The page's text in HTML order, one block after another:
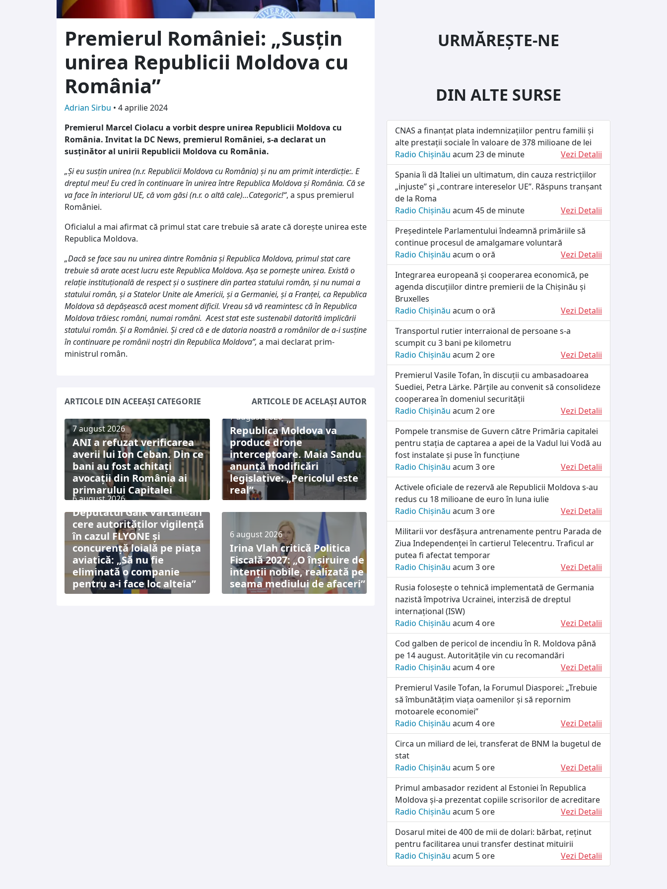
Premierul României: „Susțin
unirea Republicii Moldova cu
România”
Adrian Sirbu • 4 aprilie 2024
Premierul Marcel Ciolacu a vorbit despre unirea Republicii Moldova cu
România. Invitat la DC News, premierul României, s-a declarat un
susținător al unirii Republicii Moldova cu România.
„Și eu susțin unirea (n.r. Republicii Moldova cu România) și nu am primit interdicție:. E
dreptul meu! Eu cred în continuare în unirea între Republica Moldova și România. Că se
va face în interiorul UE, că vom găsi (n.r. o altă cale)…Categoric!“, a spus premierul
României.
Oficialul a mai afirmat că primul stat care trebuie să arate că doreşte unirea este
Republica Moldova.
„Dacă se face sau nu unirea dintre România şi Republica Moldova, primul stat care
trebuie să arate acest lucru este Republica Moldova. Aşa se porneşte unirea. Există o
relaţie instituţională de respect şi o susţinere din partea statului român, şi nu numai a
statului român, şi a Statelor Unite ale Americii, şi a Germaniei, şi a Franţei, ca Republica
Moldova să depăşească acest moment dificil. Vreau să vă reamintesc că în Republica
Moldova trăiesc români, numai români. Acest stat este sustenabil datorită implicării
statului român. Şi a României. Şi cred că e de datoria noastră a românilor de a-i susţine
în continuare pe românii noştri din Republica Moldova”, a mai declarat prim-
ministrul român.
ARTICOLE DIN ACEEAȘI CATEGORIE ARTICOLE DE ACELAȘI AUTOR
7 august 2026
ANI a refuzat verificarea
averii lui Ion Ceban. Din ce
bani au fost achitați
avocații din România ai
primarului Capitalei
7 august 2026
Republica Moldova va
produce drone
interceptoare. Maia Sandu
anunță modificări
legislative: „Pericolul este
real”
6 august 2026
Deputatul Gaik Vartanean
cere autorităților vigilență
în cazul FLYONE și
concurență loială pe piața
aviatică: „Să nu fie
eliminată o companie
pentru a-i face loc alteia”
6 august 2026
Irina Vlah critică Politica
Fiscală 2027: „O înșiruire de
intenții nobile, realizată pe
seama mediului de afaceri”
URMĂREȘTE-NE
DIN ALTE SURSE
CNAS a finanțat plata indemnizațiilor pentru familii și
alte prestații sociale în valoare de 378 milioane de lei
Radio Chișinău acum 23 de minute
Vezi Detalii
Spania îi dă Italiei un ultimatum, din cauza restricțiilor
„injuste” și „contrare intereselor UE”. Răspuns tranșant
de la Roma
Radio Chișinău acum 45 de minute
Vezi Detalii
Președintele Parlamentului îndeamnă primăriile să
continue procesul de amalgamare voluntară
Radio Chișinău acum o oră
Vezi Detalii
Integrarea europeană și cooperarea economică, pe
agenda discuțiilor dintre premierii de la Chișinău și
Bruxelles
Radio Chișinău acum o oră
Vezi Detalii
Transportul rutier interraional de persoane s-a
scumpit cu 3 bani pe kilometru
Radio Chișinău acum 2 ore
Vezi Detalii
Premierul Vasile Tofan, în discuții cu ambasadoarea
Suediei, Petra Lärke. Părțile au convenit să consolideze
cooperarea în domeniul securității
Radio Chișinău acum 2 ore
Vezi Detalii
Pompele transmise de Guvern către Primăria capitalei
pentru stația de captarea a apei de la Vadul lui Vodă au
fost instalate și puse în funcțiune
Radio Chișinău acum 3 ore
Vezi Detalii
Activele oficiale de rezervă ale Republicii Moldova s-au
redus cu 18 milioane de euro în luna iulie
Radio Chișinău acum 3 ore
Vezi Detalii
Militarii vor desfășura antrenamente pentru Parada de
Ziua Independenței în cartierul Telecentru. Traficul ar
putea fi afectat temporar
Radio Chișinău acum 3 ore
Vezi Detalii
Rusia folosește o tehnică implementată de Germania
nazistă împotriva Ucrainei, interzisă de dreptul
internațional (ISW)
Radio Chișinău acum 4 ore
Vezi Detalii
Cod galben de pericol de incendiu în R. Moldova până
pe 14 august. Autoritățile vin cu recomandări
Radio Chișinău acum 4 ore
Vezi Detalii
Premierul Vasile Tofan, la Forumul Diasporei: „Trebuie
să îmbunătățim viața oamenilor și să repornim
motoarele economiei”
Radio Chișinău acum 4 ore
Vezi Detalii
Circa un miliard de lei, transferat de BNM la bugetul de
stat
Radio Chișinău acum 5 ore
Vezi Detalii
Primul ambasador rezident al Estoniei în Republica
Moldova și-a prezentat copiile scrisorilor de acreditare
Radio Chișinău acum 5 ore
Vezi Detalii
Dosarul mitei de 400 de mii de dolari: bărbat, reținut
pentru facilitarea unui transfer destinat mituirii
Radio Chișinău acum 5 ore Vezi Detalii